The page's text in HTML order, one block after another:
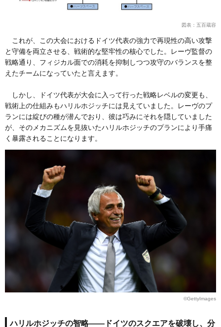
図表：五百蔵容
これが、この大会におけるドイツ代表の強力で再現性の高い攻撃
と守備を両立させる、戦術的な堅牢性の核心でした。レーヴ監督の
戦略通り、フィジカル面での消耗を抑制しつつ攻守のバランスを整
えたチームになっていたと言えます。
しかし、ドイツ代表が大会に入って行った戦略レベルの変更も、
戦術上の仕組みもハリルホジッチには見えていました。レーヴのプ
ランには綻びの種が潜んでおり、彼は巧みにそれを隠していました
が、そのメカニズムを見抜いたハリルホジッチのプランにより手痛
く暴露されることになります。
©GettyImages
ハリルホジッチの智略――ドイツのスクエアを破壊し、分